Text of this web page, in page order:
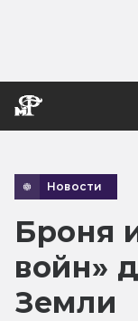
Новости
Броня
войн»
Земли